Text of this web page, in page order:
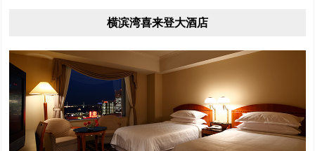
横滨湾喜来登大酒店